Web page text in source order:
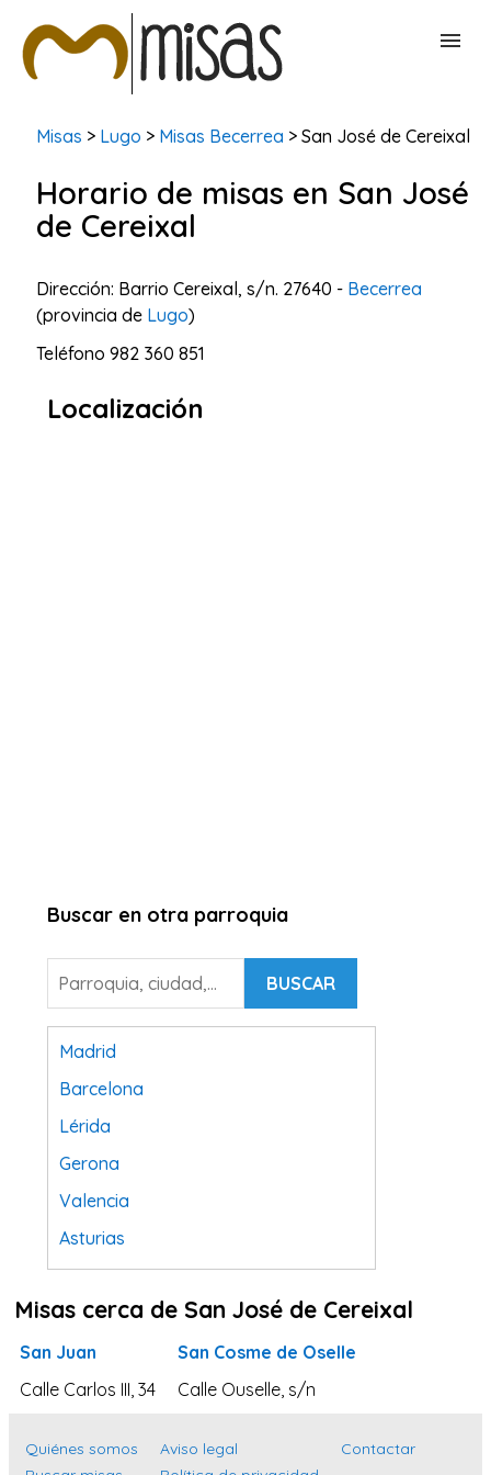
BUSCAR MISAS
CONTACTAR
Misas > Lugo > Misas Becerrea > San José de Cereixal
Horario de misas en San José
de Cereixal
Dirección: Barrio Cereixal, s/n. 27640 - Becerrea
(provincia de Lugo)
Teléfono 982 360 851
Localización
Buscar en otra parroquia
BUSCAR
Madrid
Barcelona
Lérida
Gerona
Valencia
Asturias
Tarragona
Navarra
Valladolid
Sevilla
Santa Cruz de Tenerife
Misas cerca de San José de Cereixal
San Juan
Calle Carlos III, 34
San Cosme de Oselle
Calle Ouselle, s/n
Quiénes somos
Aviso legal
Contactar